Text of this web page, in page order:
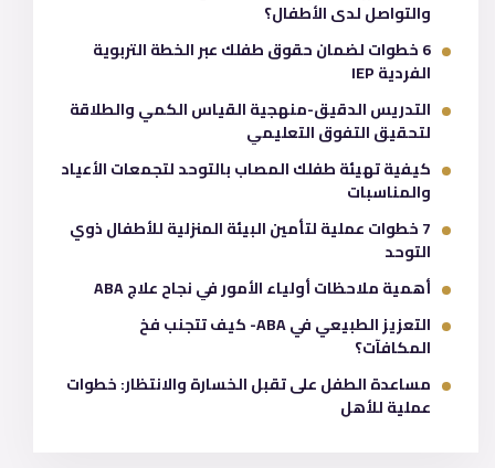
والتواصل لدى الأطفال؟
6 خطوات لضمان حقوق طفلك عبر الخطة التربوية
الفردية IEP
التدريس الدقيق-منهجية القياس الكمي والطلاقة
لتحقيق التفوق التعليمي
كيفية تهيئة طفلك المصاب بالتوحد لتجمعات الأعياد
والمناسبات
7 خطوات عملية لتأمين البيئة المنزلية للأطفال ذوي
التوحد
أهمية ملاحظات أولياء الأمور في نجاح علاج ABA
التعزيز الطبيعي في ABA- كيف تتجنب فخ
المكافآت؟
مساعدة الطفل على تقبل الخسارة والانتظار: خطوات
عملية للأهل